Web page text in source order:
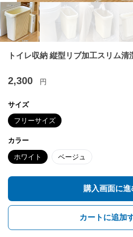
トイレ収納 縦型リブ加工スリム清
2,300 円
サイズ
フリーサイズ
カラー
ホワイト ベージュ
購入画面に進
カートに追加